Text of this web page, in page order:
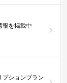
報を掲載中
プションプラン